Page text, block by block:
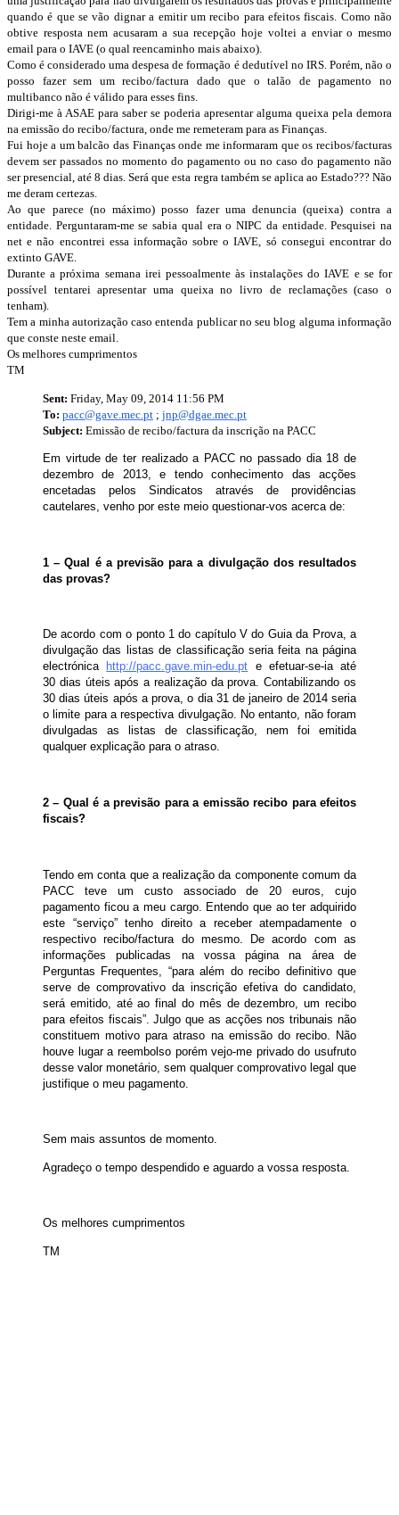
quando é que se vão dignar a emitir um recibo para efeitos fiscais. Como não
obtive resposta nem acusaram a sua recepção hoje voltei a enviar o mesmo
email para o IAVE (o qual reencaminho mais abaixo).
Como é considerado uma despesa de formação é dedutível no IRS. Porém, não o
posso fazer sem um recibo/factura dado que o talão de pagamento no
multibanco não é válido para esses fins.
Dirigi-me à ASAE para saber se poderia apresentar alguma queixa pela demora
na emissão do recibo/factura, onde me remeteram para as Finanças.
Fui hoje a um balcão das Finanças onde me informaram que os recibos/facturas
devem ser passados no momento do pagamento ou no caso do pagamento não
ser presencial, até 8 dias. Será que esta regra também se aplica ao Estado??? Não
me deram certezas.
Ao que parece (no máximo) posso fazer uma denuncia (queixa) contra a
entidade. Perguntaram-me se sabia qual era o NIPC da entidade. Pesquisei na
net e não encontrei essa informação sobre o IAVE, só consegui encontrar do
extinto GAVE.
Durante a próxima semana irei pessoalmente às instalações do IAVE e se for
possível tentarei apresentar uma queixa no livro de reclamações (caso o
tenham).
Tem a minha autorização caso entenda publicar no seu blog alguma informação
que conste neste email.
Os melhores cumprimentos
TM
Sent: Friday, May 09, 2014 11:56 PM
To: pacc@gave.mec.pt ; jnp@dgae.mec.pt
Subject: Emissão de recibo/factura da inscrição na PACC
Em virtude de ter realizado a PACC no passado dia 18 de
dezembro de 2013, e tendo conhecimento das acções
encetadas pelos Sindicatos através de providências
cautelares, venho por este meio questionar-vos acerca de:
1 – Qual é a previsão para a divulgação dos resultados
das provas?
De acordo com o ponto 1 do capítulo V do Guia da Prova, a
divulgação das listas de classificação seria feita na página
electrónica http://pacc.gave.min-edu.pt e efetuar-se-ia até
30 dias úteis após a realização da prova. Contabilizando os
30 dias úteis após a prova, o dia 31 de janeiro de 2014 seria
o limite para a respectiva divulgação. No entanto, não foram
divulgadas as listas de classificação, nem foi emitida
qualquer explicação para o atraso.
2 – Qual é a previsão para a emissão recibo para efeitos
fiscais?
Tendo em conta que a realização da componente comum da
PACC teve um custo associado de 20 euros, cujo
pagamento ficou a meu cargo. Entendo que ao ter adquirido
este “serviço” tenho direito a receber atempadamente o
respectivo recibo/factura do mesmo. De acordo com as
informações publicadas na vossa página na área de
Perguntas Frequentes, “para além do recibo definitivo que
serve de comprovativo da inscrição efetiva do candidato,
será emitido, até ao final do mês de dezembro, um recibo
para efeitos fiscais”. Julgo que as acções nos tribunais não
constituem motivo para atraso na emissão do recibo. Não
houve lugar a reembolso porém vejo-me privado do usufruto
desse valor monetário, sem qualquer comprovativo legal que
justifique o meu pagamento.
Sem mais assuntos de momento.
Agradeço o tempo despendido e aguardo a vossa resposta.
Os melhores cumprimentos
TM